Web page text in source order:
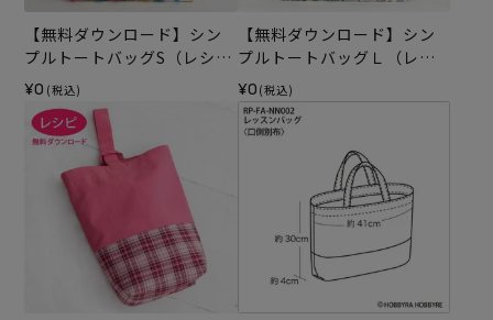
【無料ダウンロード】シン
プルトートバッグS（レシ
ピ）
¥0 (税込)
【無料ダウンロード】シン
プルトートバッグＬ（レシ
ピ）
¥0 (税込)